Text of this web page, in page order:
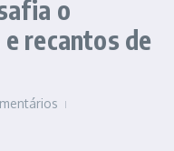
o
recantos de